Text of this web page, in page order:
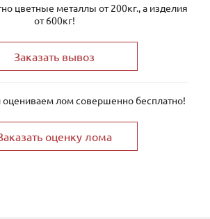
цветные металлы от 200кг., а изделия
от 600кг!
Заказать вывоз
оцениваем лом совершенно бесплатно!
оценку лома